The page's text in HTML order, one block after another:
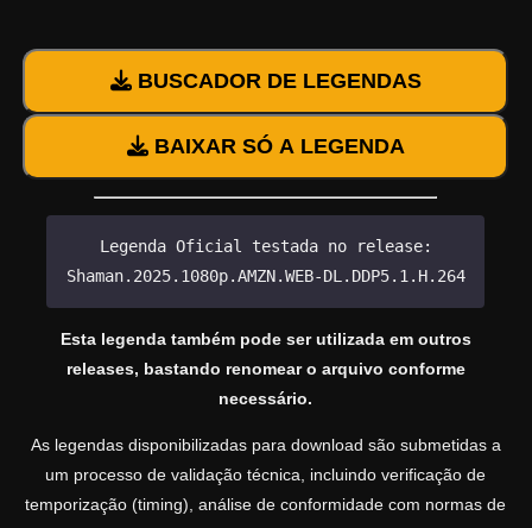
BUSCADOR DE LEGENDAS
BAIXAR SÓ A LEGENDA
Legenda Oficial testada no release:
Shaman.2025.1080p.AMZN.WEB-DL.DDP5.1.H.264
Esta legenda também pode ser utilizada em outros
releases, bastando renomear o arquivo conforme
necessário.
As legendas disponibilizadas para download são submetidas a
um processo de validação técnica, incluindo verificação de
temporização (timing), análise de conformidade com normas de